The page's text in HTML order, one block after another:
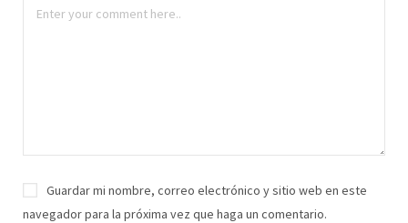
Guardar mi nombre, correo electrónico y sitio web en este
navegador para la próxima vez que haga un comentario.